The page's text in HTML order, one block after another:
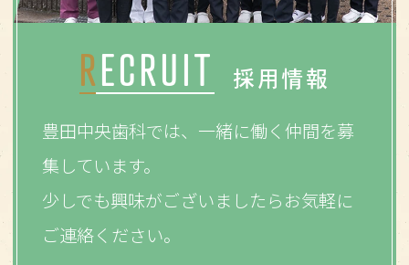
RECRUIT 採用情報
豊田中央歯科では、一緒に働く仲間を募
集しています。
少しでも興味がございましたらお気軽に
ご連絡ください。